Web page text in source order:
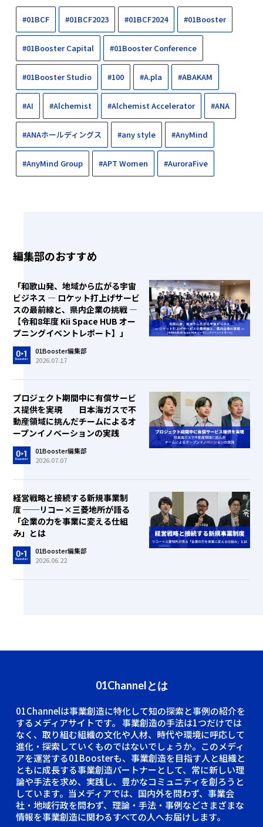
#01BCF #01BCF2023 #01BCF2024 #01Booster
#01Booster Capital #01Booster Conference
#01Booster Studio #100 #A.pla #ABAKAM
#AI #Alchemist #Alchemist Accelerator #ANA
#ANAホールディングス #any style #AnyMind
#AnyMind Group #APT Women #AuroraFive
編集部のおすすめ
「和歌山発、地域から広がる宇宙
ビジネス ― ロケット打上げサービ
スの最前線と、県内企業の挑戦 ―
【令和8年度 Kii Space HUB オー
プニングイベントレポート】」
01Booster編集部
2026.07.17
プロジェクト期間中に有償サービ
ス提供を実現 日本海ガスで不
動産領域に挑んだチームによるオ
ープンイノベーションの実践
01Booster編集部
2026.07.07
経営戦略と接続する新規事業制
度 ──リコー×三菱地所が語る
「企業の力を事業に変える仕組
み」とは
01Booster編集部
2026.06.22
01Channelとは
01Channelは事業創造に特化して知の探索と事例の紹介を
するメディアサイトです。 事業創造の手法は1つだけでは
なく、取り組む組織の文化や人材、時代や環境に呼応して
進化・探索していくものではないでしょうか。このメディ
アを運営する01Boosterも、事業創造を目指す人と組織と
ともに成長する事業創造パートナーとして、常に新しい理
論や手法を求め、実践し、豊かなコミュニティを創ろうと
しています。当メディアでは、国内外を問わず、事業会
社・地域行政を問わず、理論・手法・事例などさまざまな
情報を事業創造に関わるすべての人へお届けします。